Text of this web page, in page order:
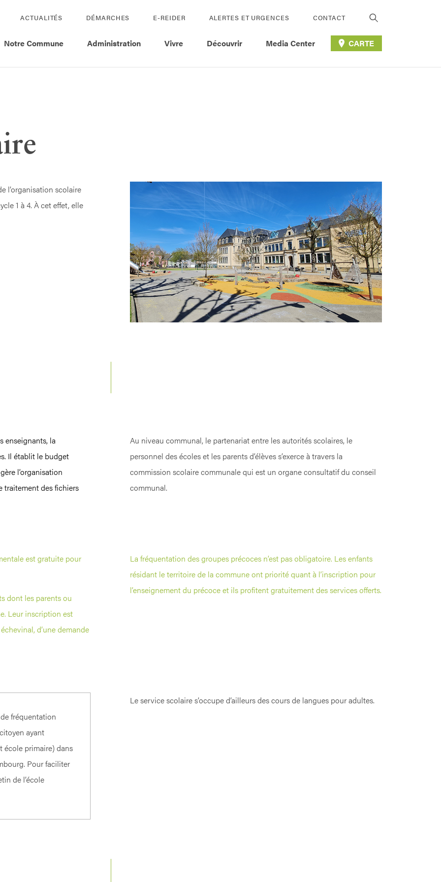
ACTUALITÉS DÉMARCHES E-REIDER ALERTES ET URGENCES CONTACT
Notre Commune Administration Vivre Découvrir Media Center CARTE
l’organisation scolaire
1 à 4. À cet effet, elle
enseignants, la
Il établit le budget
l’organisation
traitement des fichiers
Au niveau communal, le partenariat entre les autorités scolaires, le
personnel des écoles et les parents d’élèves s’exerce à travers la
commission scolaire communale qui est un organe consultatif du conseil
communal.
est gratuite pour
dont les parents ou
Leur inscription est
d’une demande
La fréquentation des groupes précoces n’est pas obligatoire. Les enfants
résidant le territoire de la commune ont priorité quant à l’inscription pour
l’enseignement du précoce et ils profitent gratuitement des services offerts.
fréquentation
ayant
école primaire) dans
Pour faciliter
de l’école
Le service scolaire s’occupe d’ailleurs des cours de langues pour adultes.